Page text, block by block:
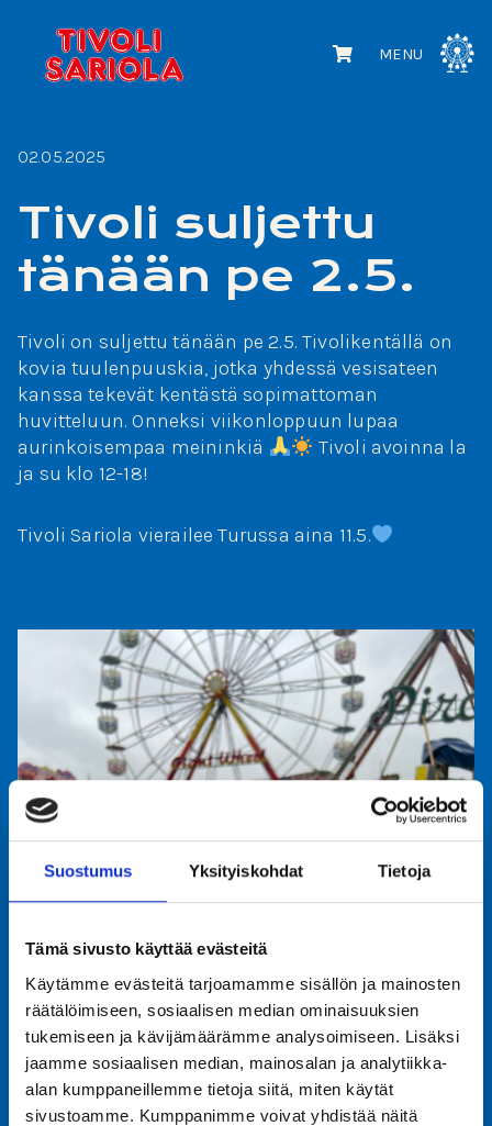
Suostumus Yksityiskohdat Tietoja
Tämä sivusto käyttää evästeitä
Käytämme evästeitä tarjoamamme sisällön ja mainosten
räätälöimiseen, sosiaalisen median ominaisuuksien
tukemiseen ja kävijämäärämme analysoimiseen. Lisäksi
jaamme sosiaalisen median, mainosalan ja analytiikka-
alan kumppaneillemme tietoja siitä, miten käytät
sivustoamme. Kumppanimme voivat yhdistää näitä
MENU
02.05.2025
Tivoli suljettu
tänään pe 2.5.
Tivoli on suljettu tänään pe 2.5. Tivolikentällä on
kovia tuulenpuuskia, jotka yhdessä vesisateen
kanssa tekevät kentästä sopimattoman
huvitteluun. Onneksi viikonloppuun lupaa
aurinkoisempaa meininkiä
Tivoli avoinna la
ja su klo 12-18!
Tivoli Sariola vierailee Turussa aina 11.5.